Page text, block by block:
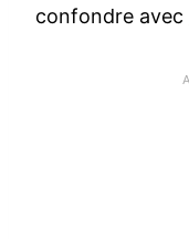
confondre avec